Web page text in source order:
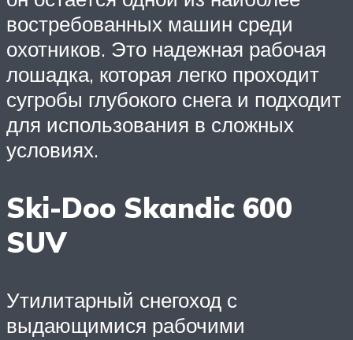
востребованных машин среди
охотников. Это надежная рабочая
лошадка, которая легко проходит
сугробы глубокого снега и подходит
для использования в сложных
условиях.
Ski-Doo Skandic 600
SUV
Утилитарный снегоход с
выдающимися рабочими